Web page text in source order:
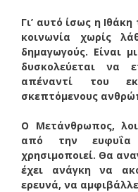
Γι’ αυτό ίσως η
κοινωνία χωρίς
δημαγωγούς. Είναι
δυσκολεύεται να
απέναντί του
σκεπτόμενους
Ο Μετάνθρωπος,
από την
χρησιμοποιεί. Θα
έχει ανάγκη να
ερευνά, να